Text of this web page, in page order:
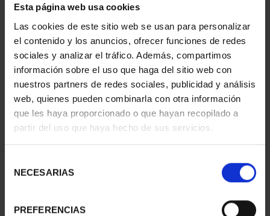
Esta página web usa cookies
Las cookies de este sitio web se usan para personalizar
el contenido y los anuncios, ofrecer funciones de redes
sociales y analizar el tráfico. Además, compartimos
información sobre el uso que haga del sitio web con
nuestros partners de redes sociales, publicidad y análisis
web, quienes pueden combinarla con otra información
que les haya proporcionado o que hayan recopilado a
partir del uso que haya hecho de sus servicios.
NECESARIAS
PREFERENCIAS
SUSCRIPCIÓN
CAPITALES DE
949,00 €
registrados
SUSCRIPCIÓN
CAPITALES DE
949,00 €
registrados